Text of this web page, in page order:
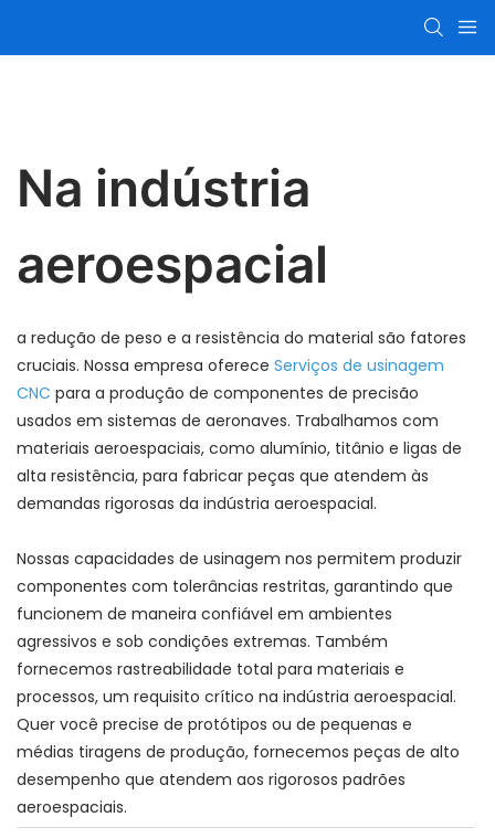
Na indústria
aeroespacial
a redução de peso e a resistência do material são fatores
cruciais. Nossa empresa oferece Serviços de usinagem
CNC para a produção de componentes de precisão
usados ​​em sistemas de aeronaves. Trabalhamos com
materiais aeroespaciais, como alumínio, titânio e ligas de
alta resistência, para fabricar peças que atendem às
demandas rigorosas da indústria aeroespacial.
Nossas capacidades de usinagem nos permitem produzir
componentes com tolerâncias restritas, garantindo que
funcionem de maneira confiável em ambientes
agressivos e sob condições extremas. Também
fornecemos rastreabilidade total para materiais e
processos, um requisito crítico na indústria aeroespacial.
Quer você precise de protótipos ou de pequenas e
médias tiragens de produção, fornecemos peças de alto
desempenho que atendem aos rigorosos padrões
aeroespaciais.